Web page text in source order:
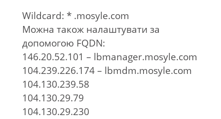
Wildcard: * .mosyle.com
Можна також налаштувати за
допомогою FQDN:
146.20.52.101 – lbmanager.mosyle.com
104.239.226.174 – lbmdm.mosyle.com
104.130.239.58
104.130.29.79
104.130.29.230